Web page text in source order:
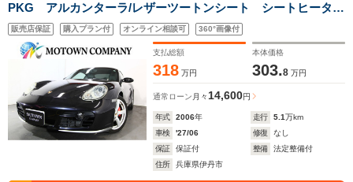
PKG アルカンターラ/レザーツートンシート シートヒータ
ー キセノンヘッドライト ケウンッドディスプレイオーディ
オ/バックカメラ 取説/保証書/スペアーキー
販売店保証 購入プラン付 オンライン相談可 360°画像付
支払総額
318 万円
本体価格
303.8 万円
通常ローン 月々 14,600円
年式 2006年 走行 5.1万km
車検
'27/06 修復
なし
保証
保証付 整備
法定整備付
住所
兵庫県伊丹市